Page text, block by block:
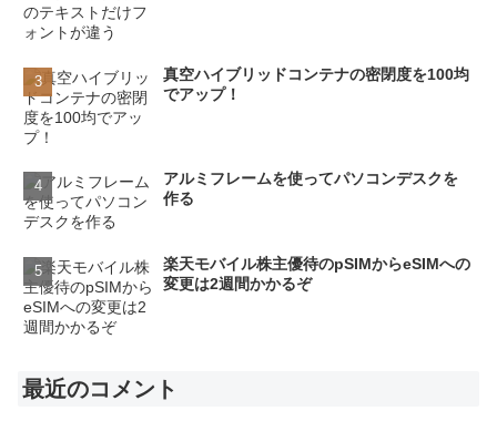
真空ハイブリッドコンテナの密閉度を100均
でアップ！
アルミフレームを使ってパソコンデスクを
作る
楽天モバイル株主優待のpSIMからeSIMへの
変更は2週間かかるぞ
最近のコメント